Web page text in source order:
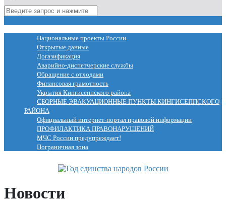
Национальные проекты России
Открытые данные
Догазификация
Аварийно-диспетчерские службы
Обращение с отходами
Финансовая грамотность
Укрытия Кингисеппского района
СБОРНЫЕ ЭВАКУАЦИОННЫЕ ПУНКТЫ КИНГИСЕППСКОГО
РАЙОНА
Официальный интернет-портал правовой информации
ПРОФИЛАКТИКА ПРАВОНАРУШЕНИЙ
МЧС России предупреждает!
Пограничная зона
Новости